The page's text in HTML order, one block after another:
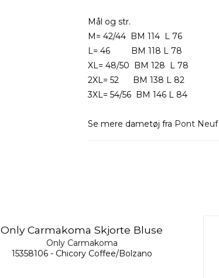
Mål og str.
M= 42/44 BM 114 L 76
L= 46 BM 118 L 78
XL= 48/50 BM 128 L 78
2XL= 52 BM 138 L 82
3XL= 54/56 BM 146 L 84
Se mere dametøj fra Pont Neuf
Only Carmakoma Skjorte Bluse
Only Carmakoma
15358106 - Chicory Coffee/Bolzano